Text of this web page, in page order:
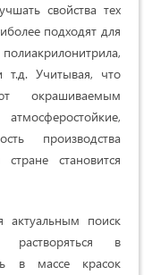
свойства тех
подходят для
Учитывая, что
окрашиваемым
производства
становится
актуальным поиск
растворяться в
в массе красок